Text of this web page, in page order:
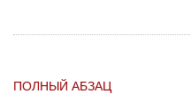
ПОЛНЫЙ АБЗАЦ